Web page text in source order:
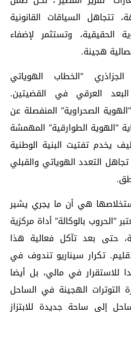
تتجاهل السياقات القانونية
الحقيقية، وتستثمر لإضفاء
هجينة.
“الخطاب الهوياتي
البعد العرقي في القضيتين.
الصحراوية” المنفصلة عن
“الهوية الطوارقية” المهمشة
يخدم تفتيت البنية الوطنية
التعدد الهوياتي والقبلي
هي أن ما يجري يشير
“الحروب بالوكالة” أداة مركزية
حتى بعد تآكل فعالية هذا
تكرار سيناريو تندوف في
للاستقرار في مالي، بل أيضا
التوترات الهجينة في الساحل
إلى ساحة جديدة للابتزاز